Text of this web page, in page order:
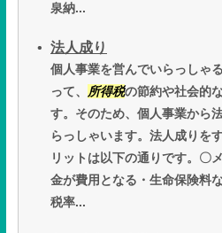
泉納...
法人成り
個人事業を営んでいらっしゃ
って、 所得税の節約や社会的
す。そのため、個人事業から
らっしゃいます。法人成りを
リットは以下の通りです。〇
金が費用となる・生命保険料
税率...